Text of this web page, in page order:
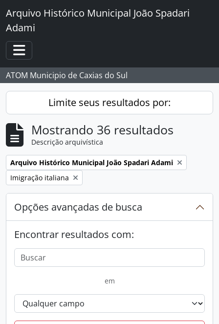
Skip to main content
Arquivo Histórico Municipal João Spadari
Adami
Toggle navigation
ATOM Municipio de Caxias do Sul
Limite seus resultados por:
Mostrando 36 resultados
Descrição arquivística
Remover filtro:
Arquivo Histórico Municipal João Spadari Adami
Remover filtro:
Imigração italiana
Opções avançadas de busca
Encontrar resultados com:
em